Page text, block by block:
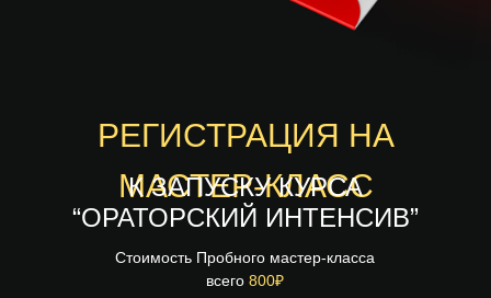
РЕГИСТРАЦИЯ НА
МАСТЕР-КЛАСС
К ЗАПУСКУ КУРСА
“ОРАТОРСКИЙ ИНТЕНСИВ”
Стоимость Пробного мастер-класса
всего 800₽